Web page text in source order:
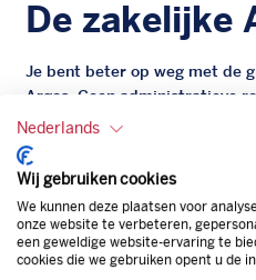
De zakelijke
Je bent beter op weg met de
Argos. Geen administratieve
digitale facturatiesysteem
Zo bespaar je dus tijd, geld en
Onze tankpas is super
van een flexibele limiet, zit je
bepaal je zelf of er wel of
brandstof mee betaalt kunnen
Nederlands
Wij gebruiken cookies
We kunnen deze plaatsen voor
onze website te verbeteren,
een geweldige website-ervaring te
cookies die we gebruiken opent u de